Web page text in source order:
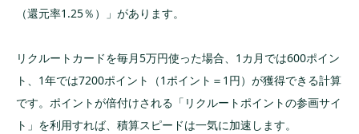
（還元率1.25％）」があります。
リクルートカードを毎月5万円使った場合、1カ月では600ポイン
ト、1年では7200ポイント（1ポイント＝1円）が獲得できる計算
です。ポイントが倍付けされる「リクルートポイントの参画サイ
ト」を利用すれば、積算スピードは一気に加速します。